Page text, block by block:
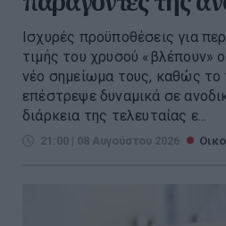
Ισχυρές προϋποθέσεις για
τιμής του χρυσού «βλέπουν»
νέο σημείωμα τους, καθώς το
επέστρεψε δυναμικά σε
διάρκεια της τελευταίας ε...
21:00 | 08 Αυγούστου 2026